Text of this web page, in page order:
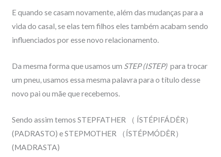
E quando se casam novamente, além das mudanças para a
vida do casal, se elas tem filhos eles também acabam sendo
influenciados por esse novo relacionamento.
Da mesma forma que usamos um STEP (ISTEP) para trocar
um pneu, usamos essa mesma palavra para o título desse
novo pai ou mãe que recebemos.
Sendo assim temos STEPFATHER （ ÍSTÉPIFÁDÊR）
(PADRASTO) eSTEPMOTHER （ÍSTÉPMÓDÊR）
(MADRASTA)